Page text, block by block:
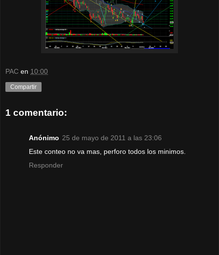
PAC en 10:00
Compartir
1 comentario:
Anónimo 25 de mayo de 2011 a las 23:06
Este conteo no va mas, perforo todos los minimos.
Responder